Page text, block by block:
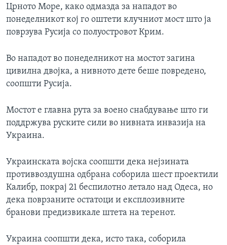
Црното Море, како одмазда за нападот во
понеделникот кој го оштети клучниот мост што ја
поврзува Русија со полуостровот Крим.
Во нападот во понеделникот на мостот загина
цивилна двојка, а нивното дете беше повредено,
соопшти Русија.
Мостот е главна рута за воено снабдување што ги
поддржува руските сили во нивната инвазија на
Украина.
Украинската војска соопшти дека нејзината
противвоздушна одбрана соборила шест проектили
Калибр, покрај 21 беспилотно летало над Одеса, но
дека поврзаните остатоци и експлозивните
бранови предизвикале штета на теренот.
Украина соопшти дека, исто така, соборила